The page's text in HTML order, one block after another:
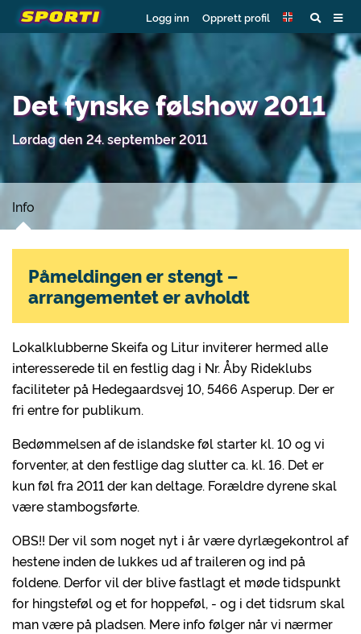
Logg inn Opprett profil
Det fynske følshow 2011
Lørdag den 24. september 2011
Info
Lokalklubberne Skeifa og Litur inviterer hermed alle
interesserede til en festlig dag i Nr. Åby Rideklubs
faciliteter på Hedegaardsvej 10, 5466 Asperup. Der er
fri entre for publikum.
Bedømmelsen af de islandske føl starter kl. 10 og vi
forventer, at den festlige dag slutter ca. kl. 16. Det er
kun føl fra 2011 der kan deltage. Forældre dyrene skal
være stambogsførte.
OBS!! Der vil som noget nyt i år være dyrlægekontrol af
hestene inden de lukkes ud af traileren og ind på
foldene. Derfor vil der blive fastlagt et møde tidspunkt
for hingsteføl og et for hoppeføl, - og i det tidsrum skal
man være på pladsen. Mere info følger når vi nærmer
Påmeldingen er stengt –
arrangementet er avholdt